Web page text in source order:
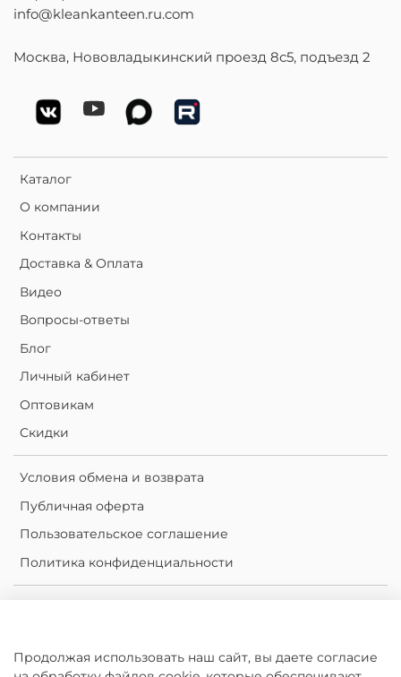
Каталог
О компании
Контакты
Доставка & Оплата
Видео
Вопросы-ответы
Блог
Личный кабинет
Оптовикам
Скидки
Условия обмена и возврата
Публичная оферта
Пользовательское соглашение
Политика конфиденциальности
Сравнение
info@kleankanteen.ru.com
Москва, Нововладыкинский проезд 8с5, подъезд 2
Продолжая использовать наш сайт, вы даете согласие